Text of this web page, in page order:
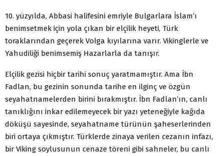
10. yüzyılda, Abbasi halifesini emriyle Bulgarlara İslam’ı
benimsetmek için yola çıkan bir elçilik heyeti, Türk
toraklarından geçerek Volga kıyılarına varır. Vikinglerle ve
Yahudiliği benimsemiş Hazarlarla da tanışır.
Elçilik gezisi hiçbir tarihi sonuç yaratmamıştır. Ama İbn
Fadlan, bu gezinin sonunda tarihe en ilginç ve özgün
seyahatnamelerden birini bırakmıştır. İbn Fadlan’ın, canlı
tanıklığını inkar edilemeyecek bir yazı yeteneğiyle kağıda
döküşü sayesinde, seyahatname türünün şaheserlerinden
biri ortaya çıkmıştır. Türklerde zinaya verilen cezanın infazı,
bir Viking soylusunun cenaze töreni gibi sahneler, bu canlı